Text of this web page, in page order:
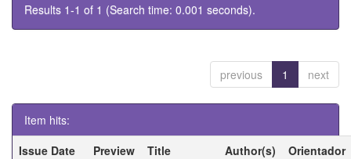
Results 1-1 of 1 (Search time: 0.001 seconds).
previous 1 next
Item hits:
Issue Date
Preview Title Author(s)
Orientador